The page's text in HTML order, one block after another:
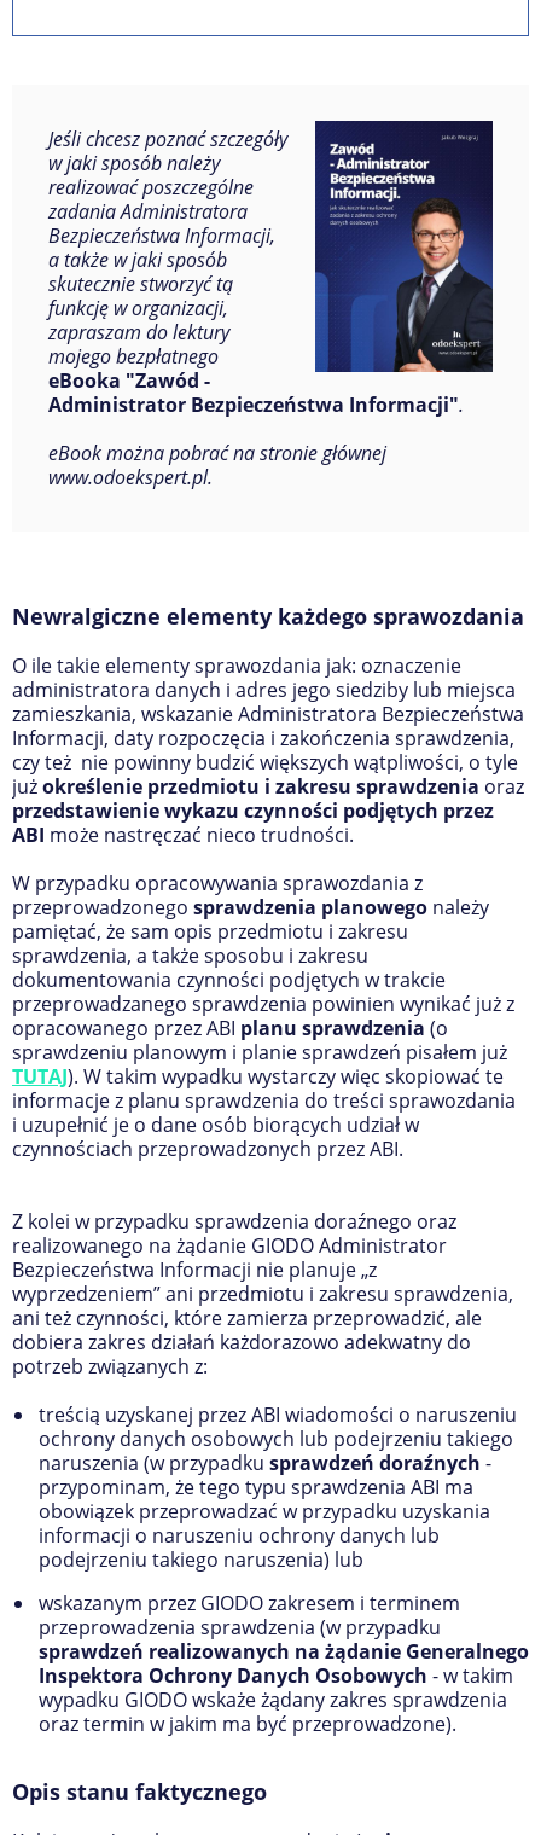
Jeśli chcesz poznać szczegóły
w jaki sposób należy
realizować poszczególne
zadania Administratora
Bezpieczeństwa Informacji,
a także w jaki sposób
skutecznie stworzyć tą
funkcję w organizacji,
zapraszam do lektury
mojego bezpłatnego
eBooka "Zawód -
Administrator Bezpieczeństwa Informacji".
eBook można pobrać na stronie głównej
www.odoekspert.pl.
Newralgiczne elementy każdego sprawozdania
O ile takie elementy sprawozdania jak: oznaczenie
administratora danych i adres jego siedziby lub miejsca
zamieszkania, wskazanie Administratora Bezpieczeństwa
Informacji, daty rozpoczęcia i zakończenia sprawdzenia,
czy też nie powinny budzić większych wątpliwości, o tyle
jużokreślenie przedmiotu i zakresu sprawdzenia oraz
przedstawienie wykazu czynności podjętych przez
ABI może nastręczać nieco trudności.
W przypadku opracowywania sprawozdania z
przeprowadzonego sprawdzenia planowego należy
pamiętać, że sam opis przedmiotu i zakresu
sprawdzenia, a także sposobu i zakresu
dokumentowania czynności podjętych w trakcie
przeprowadzanego sprawdzenia powinien wynikać już z
opracowanego przez ABI planu sprawdzenia (o
sprawdzeniu planowym i planie sprawdzeń pisałem już
TUTAJ). W takim wypadku wystarczy więc skopiować te
informacje z planu sprawdzenia do treści sprawozdania
i uzupełnić je o dane osób biorących udział w
czynnościach przeprowadzonych przez ABI.
Z kolei w przypadku sprawdzenia doraźnego oraz
realizowanego na żądanie GIODO Administrator
Bezpieczeństwa Informacji nie planuje „z
wyprzedzeniem” ani przedmiotu i zakresu sprawdzenia,
ani też czynności, które zamierza przeprowadzić, ale
dobiera zakres działań każdorazowo adekwatny do
potrzeb związanych z:
treścią uzyskanej przez ABI wiadomości o naruszeniu
ochrony danych osobowych lub podejrzeniu takiego
naruszenia (w przypadku sprawdzeń doraźnych -
przypominam, że tego typu sprawdzenia ABI ma
obowiązek przeprowadzać w przypadku uzyskania
informacji o naruszeniu ochrony danych lub
podejrzeniu takiego naruszenia) lub
wskazanym przez GIODO zakresem i terminem
przeprowadzenia sprawdzenia (w przypadku
sprawdzeń realizowanych na żądanie Generalnego
Inspektora Ochrony Danych Osobowych - w takim
wypadku GIODO wskaże żądany zakres sprawdzenia
oraz termin w jakim ma być przeprowadzone).
Opis stanu faktycznego